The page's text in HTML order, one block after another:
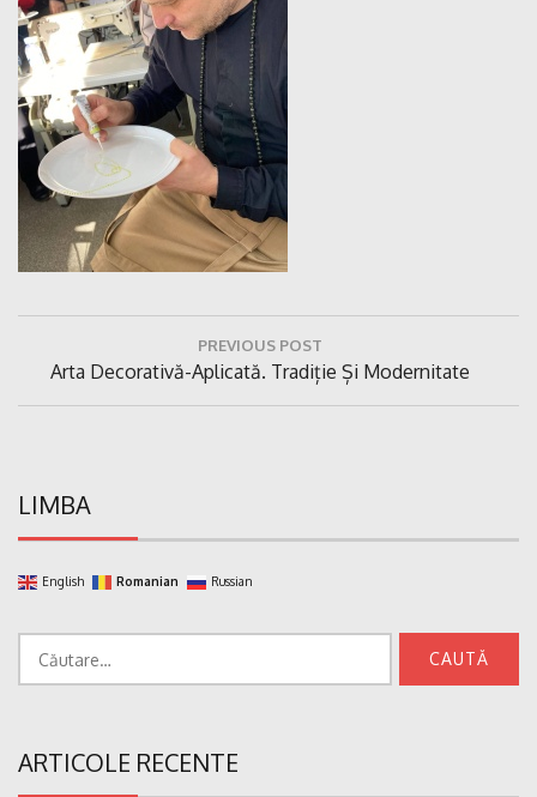
articole
PREVIOUS POST
Previous
Post:
Arta Decorativă-Aplicată. Tradiție Și Modernitate
LIMBA
English Romanian Russian
ARTICOLE RECENTE